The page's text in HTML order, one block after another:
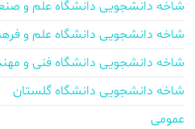
شاخه دانشجویی دانشگاه علم و
شاخه دانشجویی دانشگاه علم و
شاخه دانشجویی دانشگاه فنی و
شاخه دانشجویی دانشگاه گلستان
عمومی